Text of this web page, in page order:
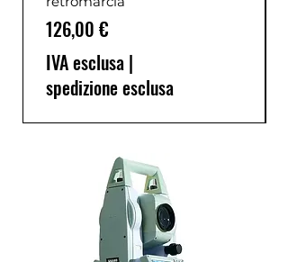
Prezzo
126,00 €
IVA esclusa |
spedizione esclusa